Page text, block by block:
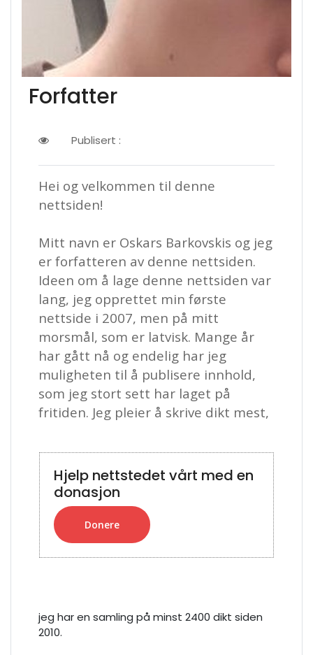
Forfatter
Publisert :
Hei og velkommen til denne
nettsiden!
Mitt navn er Oskars Barkovskis og jeg
er forfatteren av denne nettsiden.
Ideen om å lage denne nettsiden var
lang, jeg opprettet min første
nettside i 2007, men på mitt
morsmål, som er latvisk. Mange år
har gått nå og endelig har jeg
muligheten til å publisere innhold,
som jeg stort sett har laget på
fritiden. Jeg pleier å skrive dikt mest,
Hjelp nettstedet vårt med en
donasjon
Donere
jeg har en samling på minst 2400 dikt siden
2010.